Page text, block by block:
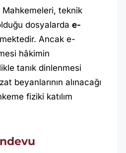
teknik
dosyalarda e-
Ancak e-
hâkimin
tanık dinlenmesi
beyanlarının alınacağı
fiziki katılım